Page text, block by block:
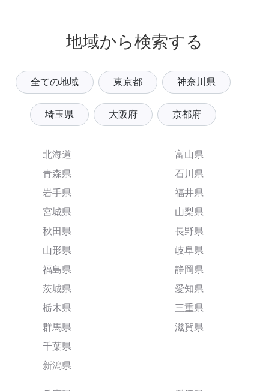
地域から検索する
全ての地域 東京都 神奈川県
埼玉県 大阪府 京都府
北海道
青森県
岩手県
宮城県
秋田県
山形県
福島県
茨城県
栃木県
群馬県
千葉県
新潟県
富山県
石川県
福井県
山梨県
長野県
岐阜県
静岡県
愛知県
三重県
滋賀県